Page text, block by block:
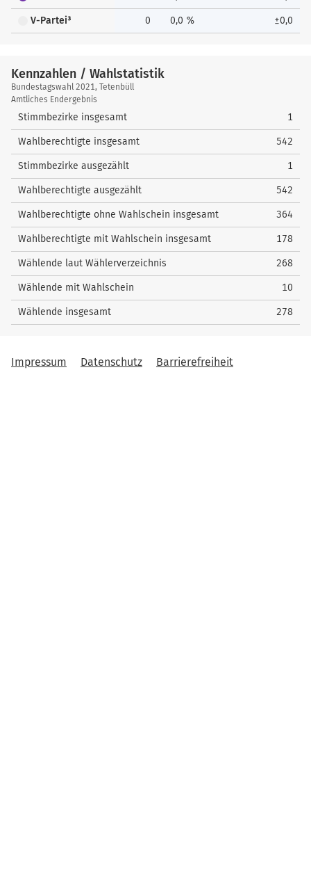
V-Partei³ 0 0,0 % ±0,0
Kennzahlen / Wahlstatistik
Kennzahlen
/
Wahlstatistik
Bundestagswahl 2021, Tetenbüll
Amtliches Endergebnis
Stimmbezirke insgesamt 1
Wahlberechtigte insgesamt 542
Stimmbezirke ausgezählt 1
Wahlberechtigte ausgezählt 542
Wahlberechtigte ohne Wahlschein insgesamt 364
Wahlberechtigte mit Wahlschein insgesamt 178
Wählende laut Wählerverzeichnis 268
Wählende mit Wahlschein 10
Wählende insgesamt 278
Impressum Datenschutz Barrierefreiheit